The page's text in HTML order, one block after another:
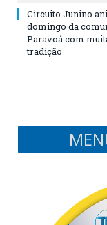
Circuito Junino
domingo da
Paravoá com
tradição